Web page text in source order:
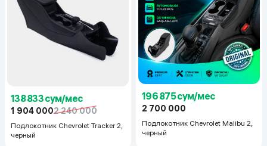
138 833 сум/мес
1 904 0002 240 000
Подлокотник Chevrolet Tracker 2,
черный
196 875 сум/мес
2 700 000
Подлокотник Chevrolet Malibu 2,
черный